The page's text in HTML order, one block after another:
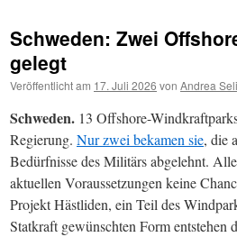
Schweden: Zwei
gelegt
Veröffentlicht am 17. Juli 2026 von Andrea
Schweden. 13 Offshore-
Regierung. Nur zwei bekamen sie, die
Bedürfnisse des Militärs abgelehnt.
aktuellen Voraussetzungen keine
Projekt Hästliden, ein Teil des
Statkraft gewünschten Form entstehen